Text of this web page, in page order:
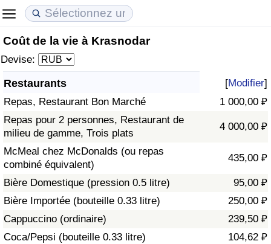
Coût de la vie à Krasnodar
Devise:
Restaurants [Modifier]
Repas, Restaurant Bon Marché
1 000,00 ₽
Repas pour 2 personnes, Restaurant de
milieu de gamme, Trois plats
4 000,00 ₽
McMeal chez McDonalds (ou repas
combiné équivalent)
435,00 ₽
Bière Domestique (pression 0.5 litre)
95,00 ₽
Bière Importée (bouteille 0.33 litre)
250,00 ₽
Cappuccino (ordinaire)
239,50 ₽
Coca/Pepsi (bouteille 0.33 litre)
104,62 ₽
Coût de la vie
Indice du Coût de la Vie
Indice du coût de la vie par pays
à Akaba
Prix de l'immobilier
Indice des Prix de l'immobilier
Indice des Prix de l'immobilier par Pays
Qualité de Vie
Indice de Qualité de Vie (Actuel)
Indice de qualité de vie par pays
Criminalité
Indice de Criminalité (Actuel)
Indice de Criminalité